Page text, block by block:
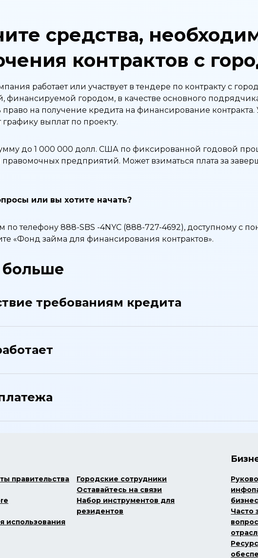
средства,
контрактов с
работает или участвует в тендере по контракту с
финансируемой городом, в качестве основного
на получение кредита на финансирование
графику выплат по проекту.
до 1 000 000 долл. США по фиксированной годовой
предприятий. Может взиматься плата за
или вы хотите начать?
по телефону 888-SBS -4NYC (888-727-4692), доступному с
«Фонд займа для финансирования контрактов».
больше
требованиям кредита
правительства
использования
Городские сотрудники
Оставайтесь на связи
Набор инструментов для
резидентов
Часто